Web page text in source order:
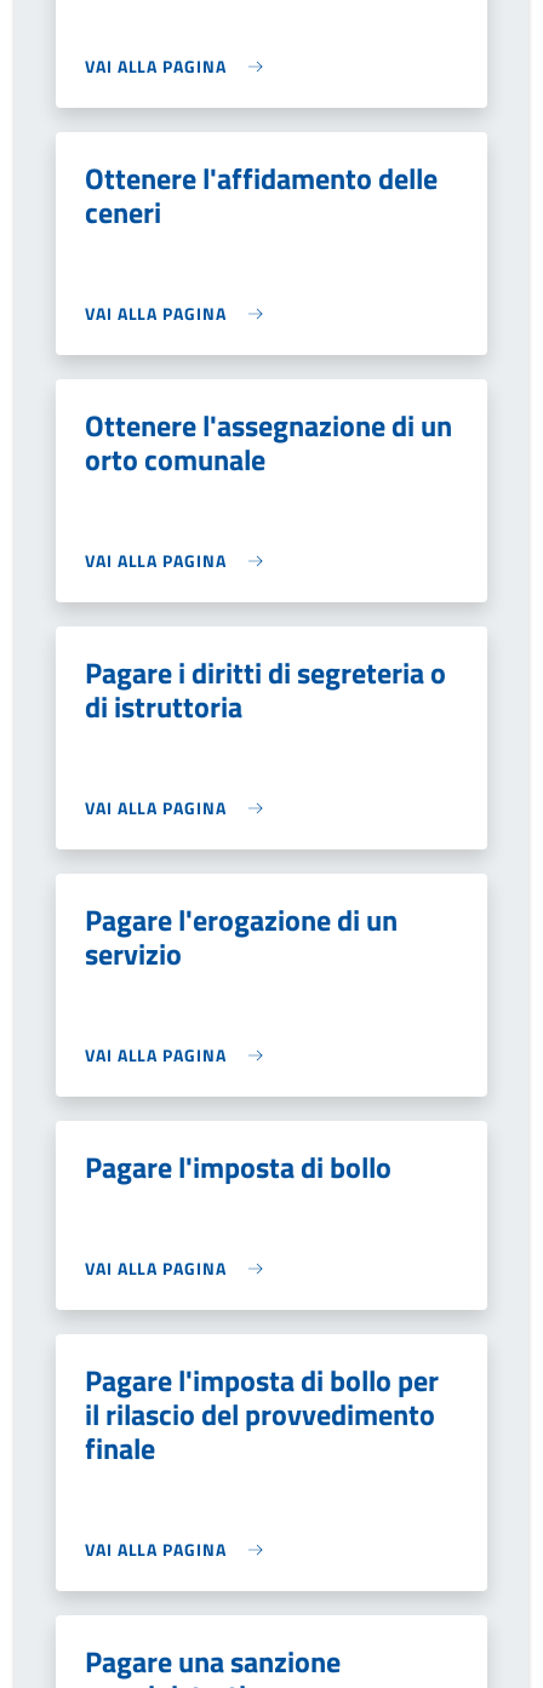
VAI ALLA PAGINA
Ottenere l'affidamento delle
ceneri
VAI ALLA PAGINA
Ottenere l'assegnazione di un
orto comunale
VAI ALLA PAGINA
Pagare i diritti di segreteria o
di istruttoria
VAI ALLA PAGINA
Pagare l'erogazione di un
servizio
VAI ALLA PAGINA
Pagare l'imposta di bollo
VAI ALLA PAGINA
Pagare l'imposta di bollo per
il rilascio del provvedimento
finale
VAI ALLA PAGINA
Pagare una sanzione